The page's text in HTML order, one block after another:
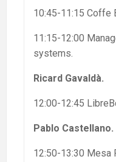
10:45-11:15 Coffe
11:15-12:00
systems.
Ricard Gavaldà.
12:00-12:45
Pablo Castellano.
12:50-13:30 Mesa